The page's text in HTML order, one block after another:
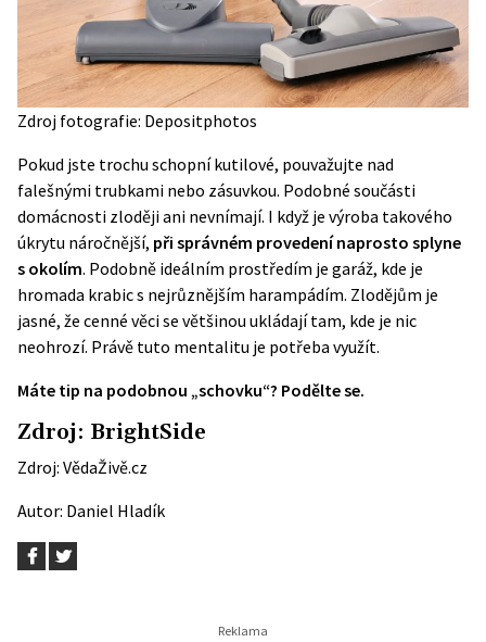
Zdroj fotografie: Depositphotos
Pokud jste trochu schopní kutilové, pouvažujte nad
falešnými trubkami nebo zásuvkou. Podobné součásti
domácnosti zloději ani nevnímají. I když je výroba takového
úkrytu náročnější, při správném provedení naprosto splyne
s okolím. Podobně ideálním prostředím je garáž, kde je
hromada krabic s nejrůznějším harampádím. Zlodějům je
jasné, že cenné věci se většinou ukládají tam, kde je nic
neohrozí. Právě tuto mentalitu je potřeba využít.
Máte tip na podobnou „schovku“? Podělte se.
Zdroj: BrightSide
Zdroj: VědaŽivě.cz
Autor: Daniel Hladík